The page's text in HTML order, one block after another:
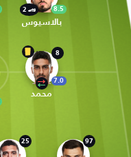
8.5
2
بالاسيوس
8
7.0
محمد
25 97